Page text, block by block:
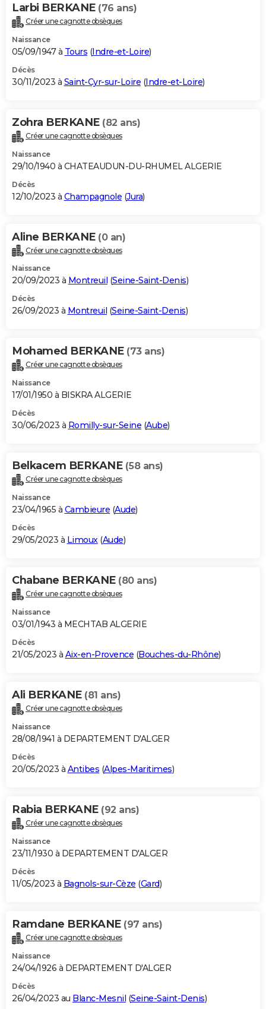
Larbi BERKANE (76 ans)
Créer une cagnotte obsèques
Naissance
05/09/1947 à Tours (Indre-et-Loire)
Décès
30/11/2023 à Saint-Cyr-sur-Loire (Indre-et-Loire)
Zohra BERKANE (82 ans)
Créer une cagnotte obsèques
Naissance
29/10/1940 à CHATEAUDUN-DU-RHUMEL ALGERIE
Décès
12/10/2023 à Champagnole (Jura)
Aline BERKANE (0 an)
Créer une cagnotte obsèques
Naissance
20/09/2023 à Montreuil (Seine-Saint-Denis)
Décès
26/09/2023 à Montreuil (Seine-Saint-Denis)
Mohamed BERKANE (73 ans)
Créer une cagnotte obsèques
Naissance
17/01/1950 à BISKRA ALGERIE
Décès
30/06/2023 à Romilly-sur-Seine (Aube)
Belkacem BERKANE (58 ans)
Créer une cagnotte obsèques
Naissance
23/04/1965 à Cambieure (Aude)
Décès
29/05/2023 à Limoux(Aude)
Chabane BERKANE (80 ans)
Créer une cagnotte obsèques
Naissance
03/01/1943 à MECHTAB ALGERIE
Décès
21/05/2023 à Aix-en-Provence (Bouches-du-Rhône)
Ali BERKANE (81 ans)
Créer une cagnotte obsèques
Naissance
28/08/1941 à DEPARTEMENT D'ALGER
Décès
20/05/2023 à Antibes (Alpes-Maritimes)
Rabia BERKANE (92 ans)
Créer une cagnotte obsèques
Naissance
23/11/1930 à DEPARTEMENT D'ALGER
Décès
11/05/2023 à Bagnols-sur-Cèze (Gard)
Ramdane BERKANE (97 ans)
Créer une cagnotte obsèques
Naissance
24/04/1926 à DEPARTEMENT D'ALGER
Décès
26/04/2023 au Blanc-Mesnil (Seine-Saint-Denis)